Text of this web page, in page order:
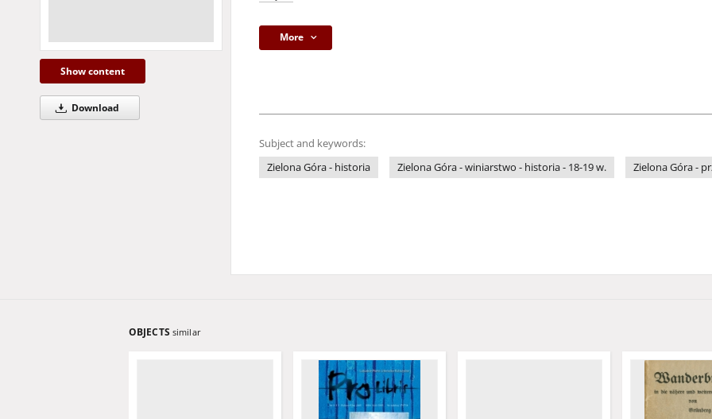
Show content
Download
More
Subject and keywords:
Zielona Góra - historia
Zielona Góra - winiarstwo - historia - 18-19 w. Zielona Góra -
OBJECTS similar